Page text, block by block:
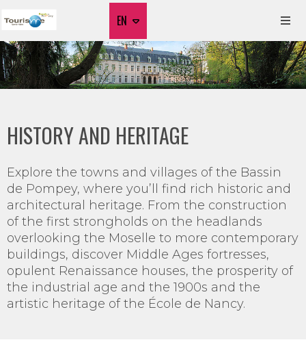
EN
HISTORY AND HERITAGE
Explore the towns and villages of the Bassin
de Pompey, where you’ll find rich historic and
architectural heritage. From the construction
of the first strongholds on the headlands
overlooking the Moselle to more contemporary
buildings, discover Middle Ages fortresses,
opulent Renaissance houses, the prosperity of
the industrial age and the 1900s and the
artistic heritage of the École de Nancy.